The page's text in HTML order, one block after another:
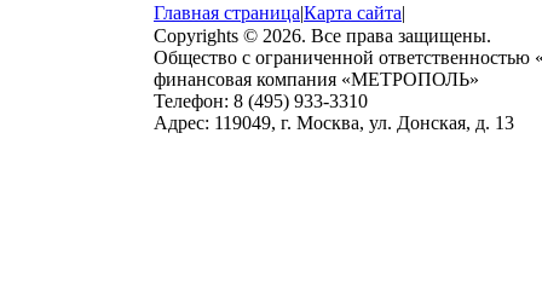
Главная страница|Карта сайта|
Copyrights © 2026. Все права защищены.
Общество с ограниченной ответственностью
финансовая компания «МЕТРОПОЛЬ»
Телефон: 8 (495) 933-3310
Адрес: 119049, г. Москва, ул. Донская, д. 13